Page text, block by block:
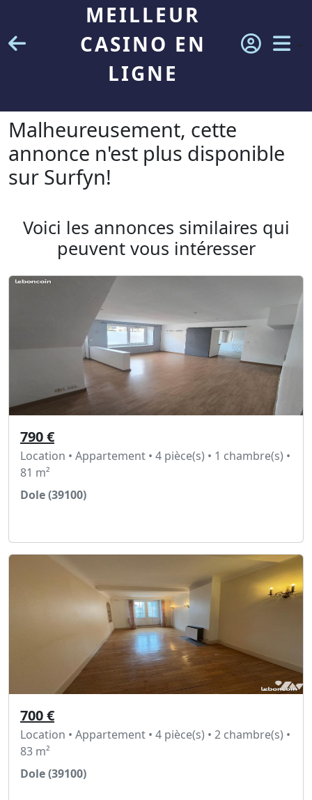
MEILLEUR
CASINO EN
LIGNE
Malheureusement, cette
annonce n'est plus disponible
sur Surfyn!
Voici les annonces similaires qui
peuvent vous intéresser
790 €
Location • Appartement • 4 pièce(s) • 1 chambre(s) •
81 m²
Dole (39100)
700 €
Location • Appartement • 4 pièce(s) • 2 chambre(s) •
83 m²
Dole (39100)